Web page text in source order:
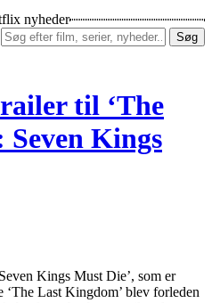
nyheder
Søg
til ‘The
Kings
Kings Must Die’, som er
‘The Last Kingdom’ blev forleden